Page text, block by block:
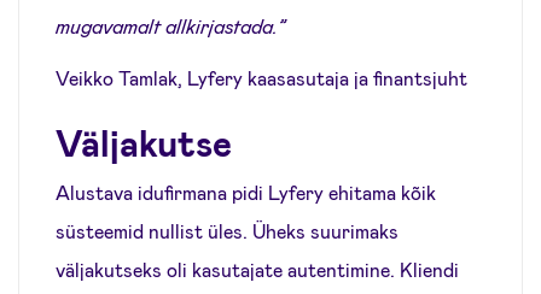
mugavamalt allkirjastada.”
Veikko Tamlak, Lyfery kaasasutaja ja finantsjuht
Väljakutse
Alustava idufirmana pidi Lyfery ehitama kõik
süsteemid nullist üles. Üheks suurimaks
väljakutseks oli kasutajate autentimine. Kliendi